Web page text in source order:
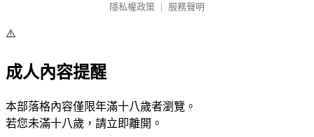
隱私權政策
服務聲明
⚠️
成人內容提醒
本部落格內容僅限年滿十八歲者瀏覽。
若您未滿十八歲，請立即離開。